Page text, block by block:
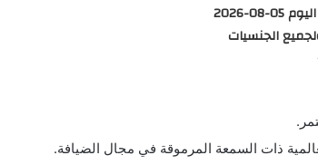
وظائف قطر اليوم 05-08-2026
الجنسيات
ذات السمعة المرموقة في مجال الضيافة.